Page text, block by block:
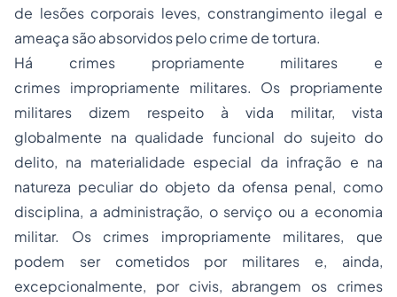
de lesões corporais leves, constrangimento ilegal e
ameaça são absorvidos pelo crime de tortura.
Há crimes propriamente militares e
crimes impropriamente militares. Os propriamente
militares dizem respeito à vida militar, vista
globalmente na qualidade funcional do sujeito do
delito, na materialidade especial da infração e na
natureza peculiar do objeto da ofensa penal, como
disciplina, a administração, o serviço ou a economia
militar. Os crimes impropriamente militares, que
podem ser cometidos por militares e, ainda,
excepcionalmente, por civis, abrangem os crimes